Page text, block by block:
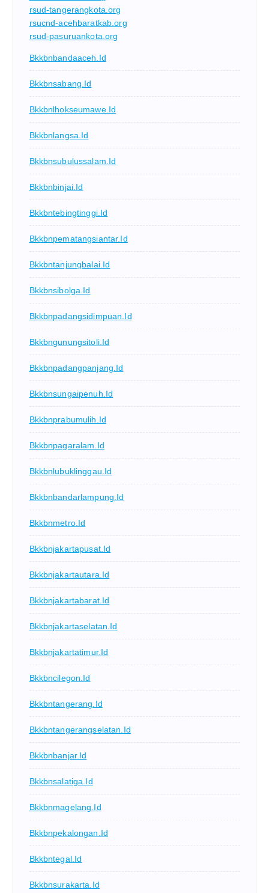
rsud-tangerangkota.org
rsucnd-acehbaratkab.org
rsud-pasuruankota.org
Bkkbnbandaaceh.id
Bkkbnsabang.id
Bkkbnlhokseumawe.id
Bkkbnlangsa.id
Bkkbnsubulussalam.id
Bkkbnbinjai.id
Bkkbntebingtinggi.id
Bkkbnpematangsiantar.id
Bkkbntanjungbalai.id
Bkkbnsibolga.id
Bkkbnpadangsidimpuan.id
Bkkbngunungsitoli.id
Bkkbnpadangpanjang.id
Bkkbnsungaipenuh.id
Bkkbnprabumulih.id
Bkkbnpagaralam.id
Bkkbnlubuklinggau.id
Bkkbnbandarlampung.id
Bkkbnmetro.id
Bkkbnjakartapusat.id
Bkkbnjakartautara.id
Bkkbnjakartabarat.id
Bkkbnjakartaselatan.id
Bkkbnjakartatimur.id
Bkkbncilegon.id
Bkkbntangerang.id
Bkkbntangerangselatan.id
Bkkbnbanjar.id
Bkkbnsalatiga.id
Bkkbnmagelang.id
Bkkbnpekalongan.id
Bkkbntegal.id
Bkkbnsurakarta.id